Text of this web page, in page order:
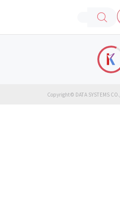
Copyright© DATA SYSTEMS